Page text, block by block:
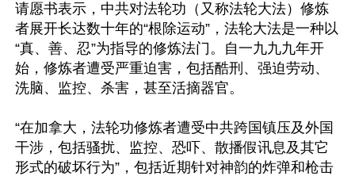
请愿书表示，中共对法轮功（又称法轮大法）修炼
者展开长达数十年的“根除运动”，法轮大法是一种以
“真、善、忍”为指导的修炼法门。自一九九九年开
始，修炼者遭受严重迫害，包括酷刑、强迫劳动、
洗脑、监控、杀害，甚至活摘器官。
“在加拿大，法轮功修炼者遭受中共跨国镇压及外国
干涉，包括骚扰、监控、恐吓、散播假讯息及其它
形式的破坏行为”，包括近期针对神韵的炸弹和枪击